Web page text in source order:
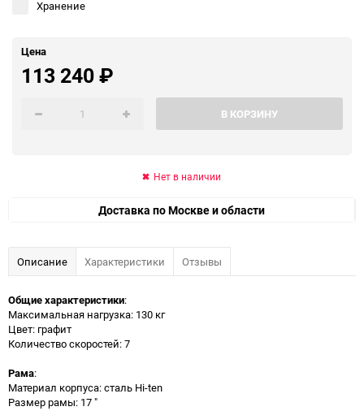
Хранение
Цена
113 240₽
В КОРЗИНУ
Нет в наличии
Доставка по Москве и области
Описание Характеристики Отзывы
Общие характеристики:
Максимальная нагрузка: 130 кг
Цвет: графит
Количество скоростей: 7
Рама:
Материал корпуса: сталь Hi-ten
Размер рамы: 17 "